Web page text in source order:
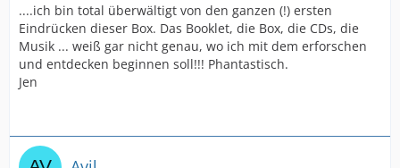
....ich bin total überwältigt von den ganzen (!) ersten
Eindrücken dieser Box. Das Booklet, die Box, die CDs, die
Musik ... weiß gar nicht genau, wo ich mit dem erforschen
und entdecken beginnen soll!!! Phantastisch.
Jen